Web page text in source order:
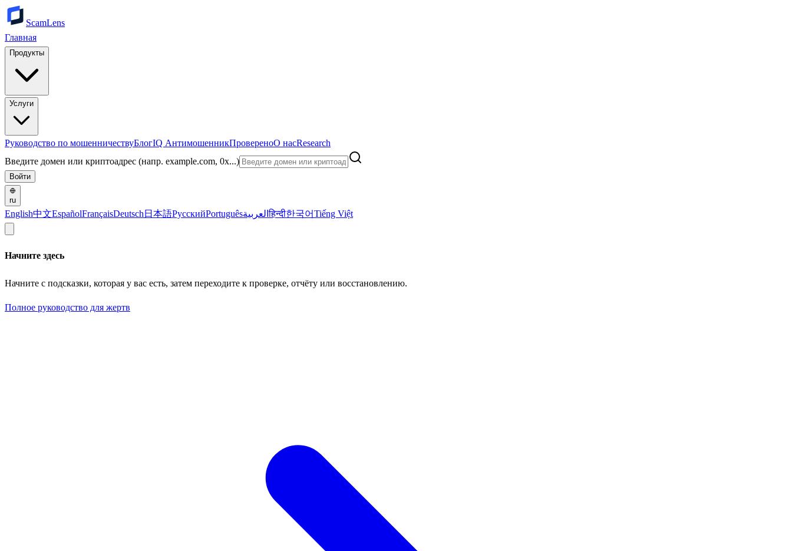
ScamLens
Главная
Продукты
Услуги
Руководство по мошенничествуБлогIQ АнтимошенникПровереноО насResearch
Введите домен или криптоадрес (напр. example.com, 0x...)
Войти
ru
English中文EspañolFrançaisDeutsch 日本語РусскийPortuguêsالعربيةहिन्दी한국어Tiếng Việt
Начните здесь
Начните с подсказки, которая у вас есть, затем переходите к проверке, отчёту или восстановлению.
Полное руководство для жертв